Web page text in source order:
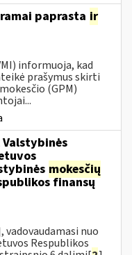
paprasta ir
informuoja, kad
prašymus skirti
(GPM)
mokesčių
finansų
nuo
Respublikos